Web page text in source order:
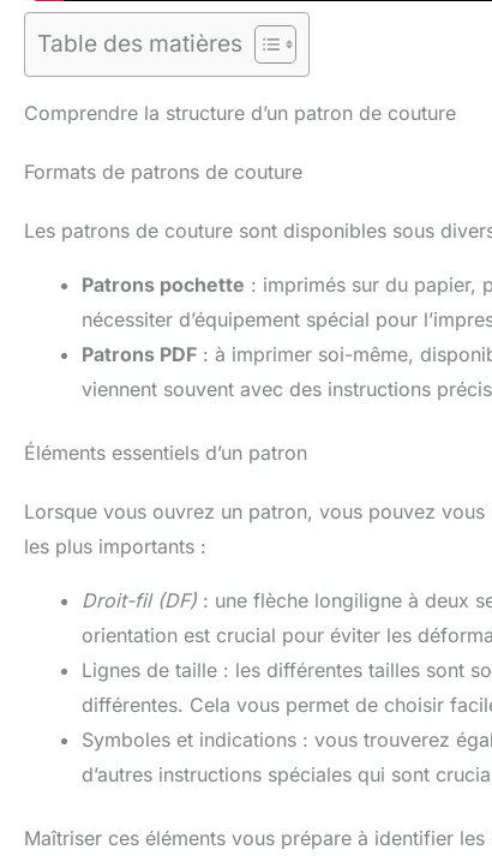
Table des matières
Comprendre la structure d’un patron de couture
Formats de patrons de couture
Les patrons de couture sont disponibles sous
Patrons pochette : imprimés sur du papier,
nécessiter d’équipement spécial pour
Patrons PDF : à imprimer soi-même,
viennent souvent avec des instructions
Éléments essentiels d’un patron
Lorsque vous ouvrez un patron, vous pouvez
les plus importants :
Droit-fil (DF) : une flèche longiligne à deux
orientation est crucial pour éviter les
Lignes de taille : les différentes tailles sont
différentes. Cela vous permet de choisir
Symboles et indications : vous trouverez
d’autres instructions spéciales qui sont
Maîtriser ces éléments vous prépare à identifier